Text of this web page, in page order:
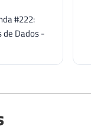
#222:
de Dados -